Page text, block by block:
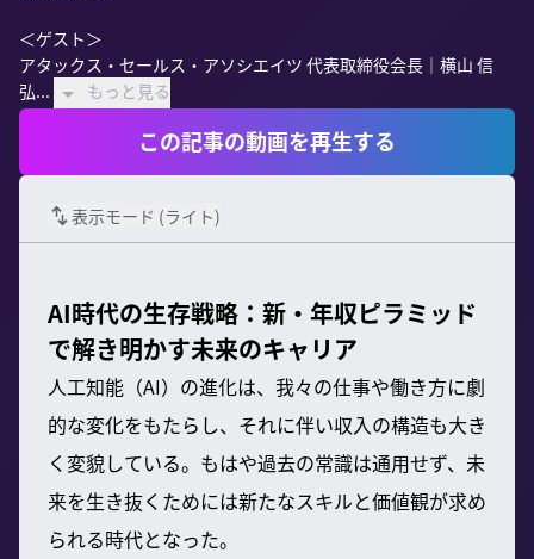
＜ゲスト＞
アタックス・セールス・アソシエイツ 代表取締役会長｜横山 信
弘...
もっと見る
この記事の動画を再生する
表示モード (ライト)
AI時代の生存戦略：新・年収ピラミッド
で解き明かす未来のキャリア
人工知能（AI）の進化は、我々の仕事や働き方に劇
的な変化をもたらし、それに伴い収入の構造も大き
く変貌している。もはや過去の常識は通用せず、未
来を生き抜くためには新たなスキルと価値観が求め
られる時代となった。